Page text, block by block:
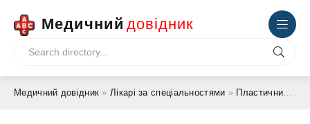
Медичний довідник
Медичний довідник »Лікарі за спеціальностями » Пластичний хірург